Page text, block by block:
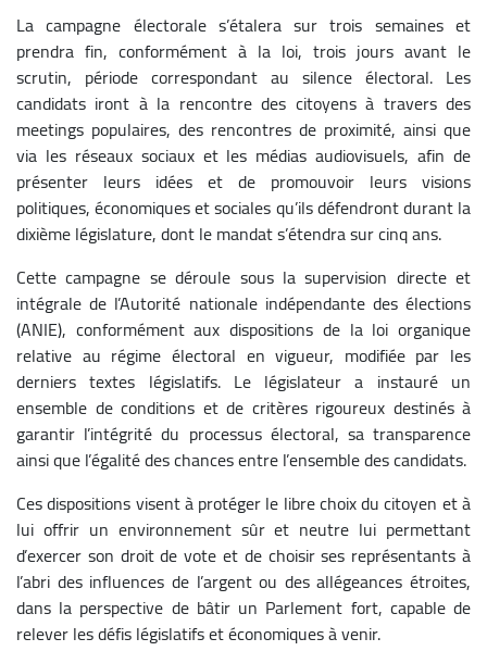
La campagne électorale s’étalera sur trois semaines et
prendra fin, conformément à la loi, trois jours avant le
scrutin, période correspondant au silence électoral. Les
candidats iront à la rencontre des citoyens à travers des
meetings populaires, des rencontres de proximité, ainsi que
via les réseaux sociaux et les médias audiovisuels, afin de
présenter leurs idées et de promouvoir leurs visions
politiques, économiques et sociales qu’ils défendront durant la
dixième législature, dont le mandat s’étendra sur cinq ans.
Cette campagne se déroule sous la supervision directe et
intégrale de l’Autorité nationale indépendante des élections
(ANIE), conformément aux dispositions de la loi organique
relative au régime électoral en vigueur, modifiée par les
derniers textes législatifs. Le législateur a instauré un
ensemble de conditions et de critères rigoureux destinés à
garantir l’intégrité du processus électoral, sa transparence
ainsi que l’égalité des chances entre l’ensemble des candidats.
Ces dispositions visent à protéger le libre choix du citoyen et à
lui offrir un environnement sûr et neutre lui permettant
d’exercer son droit de vote et de choisir ses représentants à
l’abri des influences de l’argent ou des allégeances étroites,
dans la perspective de bâtir un Parlement fort, capable de
relever les défis législatifs et économiques à venir.